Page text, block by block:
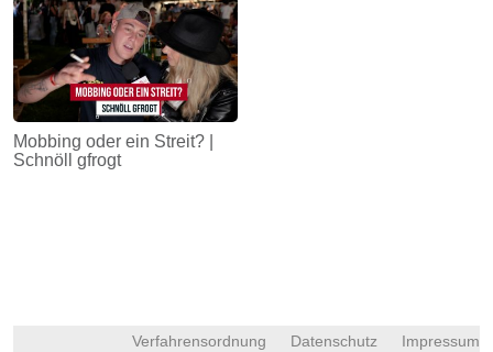
Mobbing oder ein Streit? |
Schnöll gfrogt
Impressum
Datenschutz
Verfahrensordnung